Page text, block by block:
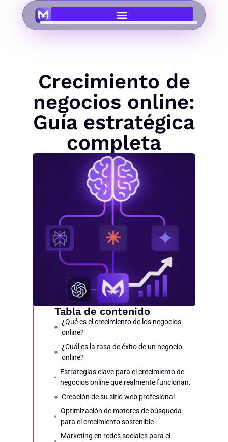
Crecimiento de
negocios online:
Guía estratégica
completa
Tabla de contenido
¿Qué es el crecimiento de los negocios
online?
¿Cuál es la tasa de éxito de un negocio
online?
Estrategias clave para el crecimiento de
negocios online que realmente funcionan.
Creación de su sitio web profesional
Optimización de motores de búsqueda
para el crecimiento sostenible
Marketing en redes sociales para el